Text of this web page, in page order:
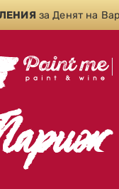
за Денят на Варна •